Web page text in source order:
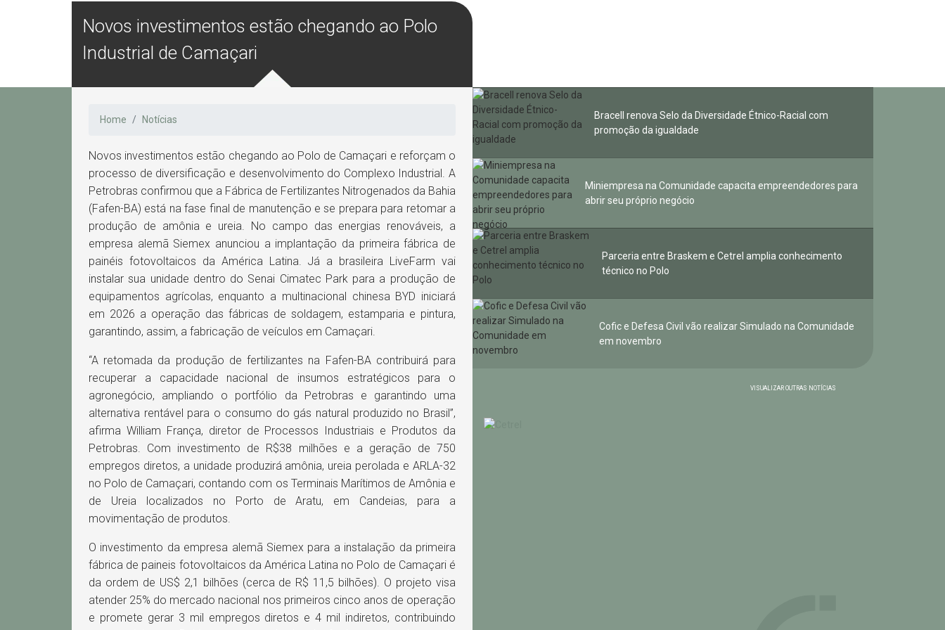
Novos investimentos estão chegando ao Polo
Industrial de Camaçari
Home Notícias
Novos investimentos estão chegando ao Polo de Camaçari e reforçam o
processo de diversificação e desenvolvimento do Complexo Industrial. A
Petrobras confirmou que a Fábrica de Fertilizantes Nitrogenados da Bahia
(Fafen-BA) está na fase final de manutenção e se prepara para retomar a
produção de amônia e ureia. No campo das energias renováveis, a
empresa alemã Siemex anunciou a implantação da primeira fábrica de
painéis fotovoltaicos da América Latina. Já a brasileira LiveFarm vai
instalar sua unidade dentro do Senai Cimatec Park para a produção de
equipamentos agrícolas, enquanto a multinacional chinesa BYD iniciará
em 2026 a operação das fábricas de soldagem, estamparia e pintura,
garantindo, assim, a fabricação de veículos em Camaçari.
“A retomada da produção de fertilizantes na Fafen-BA contribuirá para
recuperar a capacidade nacional de insumos estratégicos para o
agronegócio, ampliando o portfólio da Petrobras e garantindo uma
alternativa rentável para o consumo do gás natural produzido no Brasil”,
afirma William França, diretor de Processos Industriais e Produtos da
Petrobras. Com investimento de R$38 milhões e a geração de 750
empregos diretos, a unidade produzirá amônia, ureia perolada e ARLA-32
no Polo de Camaçari, contando com os Terminais Marítimos de Amônia e
de Ureia localizados no Porto de Aratu, em Candeias, para a
movimentação de produtos.
O investimento da empresa alemã Siemex para a instalação da primeira
fábrica de paineis fotovoltaicos da América Latina no Polo de Camaçari é
da ordem de US$ 2,1 bilhões (cerca de R$ 11,5 bilhões). O projeto visa
atender 25% do mercado nacional nos primeiros cinco anos de operação
e promete gerar 3 mil empregos diretos e 4 mil indiretos, contribuindo
Bracell renova Selo da Diversidade Étnico-Racial com
promoção da igualdade
Miniempresa na Comunidade capacita empreendedores para
abrir seu próprio negócio
Parceria entre Braskem e Cetrel amplia conhecimento
técnico no Polo
Cofic e Defesa Civil vão realizar Simulado na Comunidade
em novembro
VISUALIZAR OUTRAS NOTÍCIAS